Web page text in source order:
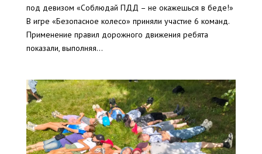
под девизом «Соблюдай ПДД – не окажешься в беде!»
В игре «Безопасное колесо» приняли участие 6 команд.
Применение правил дорожного движения ребята
показали, выполняя...